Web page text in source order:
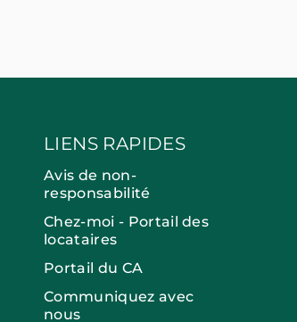
LIENS RAPIDES
Avis de non-
responsabilité
Chez-moi - Portail des
locataires
Portail du CA
Communiquez avec
nous